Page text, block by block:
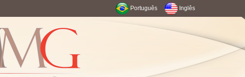
Português Inglês